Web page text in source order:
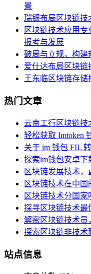
景
瑞银布局区块链技
区块链技术应用
报考与发展
破局与立规，构建
爱仕达布局区块
王东临区块链存
热门文章
云南工行区块链技
轻松获取 Imtoken
关于 im 钱包 FIL
探索im钱包安卓下
区块链发展技术
区块链技术在中国
区块链技术分国
探寻区块链技术最
解密区块链技术员
探索区块链非技术
站点信息